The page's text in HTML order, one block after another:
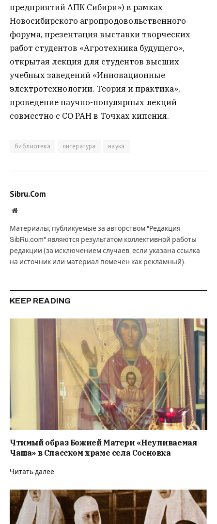
предприятий АПК Сибири») в рамках
Новосибирского агропродовольственного
форума, презентация выставки творческих
работ студентов «Агротехника будущего»,
открытая лекция для студентов высших
учебных заведений «Инновационные
электротехнологии. Теория и практика»,
проведение научно-популярных лекций
совместно с СО РАН в Точках кипения.
библиотека литература наука
Sibru.Com
Website
Материалы, публикуемые за авторством "Редакция
SibRu.com" являются результатом коллективной работы
редакции (за исключением случаев, если указана ссылка
на источник или материал помечен как рекламный).
KEEP READING
Чтимый образ Божией Матери «Неупиваемая
Чаша» в Спасском храме села Сосновка
Читать далее